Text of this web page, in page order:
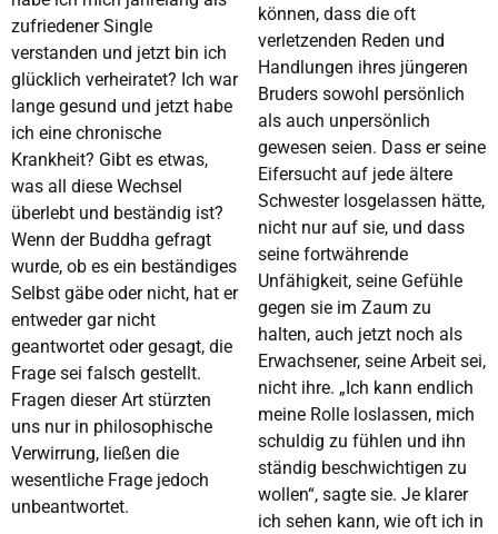
zufriedener Single
verstanden und jetzt bin ich
glücklich verheiratet? Ich war
lange gesund und jetzt habe
ich eine chronische
Krankheit? Gibt es etwas,
was all diese Wechsel
überlebt und beständig ist?
Wenn der Buddha gefragt
wurde, ob es ein beständiges
Selbst gäbe oder nicht, hat er
entweder gar nicht
geantwortet oder gesagt, die
Frage sei falsch gestellt.
Fragen dieser Art stürzten
uns nur in philosophische
Verwirrung, ließen die
wesentliche Frage jedoch
unbeantwortet.
können, dass die oft
verletzenden Reden und
Handlungen ihres jüngeren
Bruders sowohl persönlich
als auch unpersönlich
gewesen seien. Dass er seine
Eifersucht auf jede ältere
Schwester losgelassen hätte,
nicht nur auf sie, und dass
seine fortwährende
Unfähigkeit, seine Gefühle
gegen sie im Zaum zu
halten, auch jetzt noch als
Erwachsener, seine Arbeit sei,
nicht ihre. „Ich kann endlich
meine Rolle loslassen, mich
schuldig zu fühlen und ihn
ständig beschwichtigen zu
wollen“, sagte sie. Je klarer
ich sehen kann, wie oft ich in